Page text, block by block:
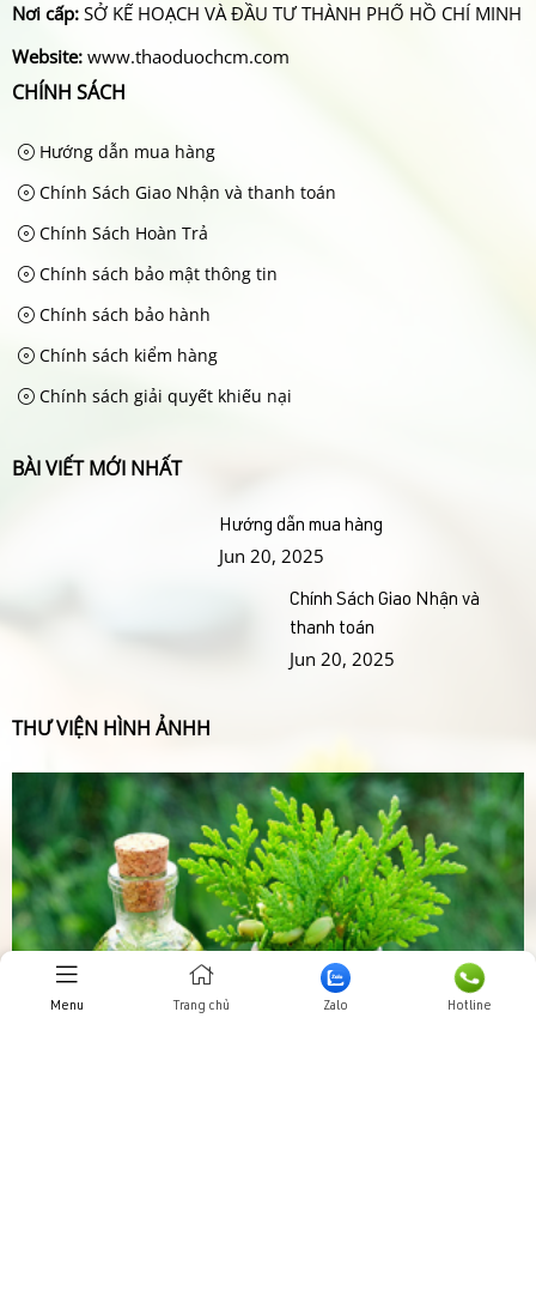
Nơi cấp: SỞ KẾ HOẠCH VÀ ĐẦU TƯ THÀNH PHỐ HỒ CHÍ MINH
Website: www.thaoduochcm.com
CHÍNH SÁCH
Hướng dẫn mua hàng
Chính Sách Giao Nhận và thanh toán
Chính Sách Hoàn Trả
Chính sách bảo mật thông tin
Chính sách bảo hành
Chính sách kiểm hàng
Chính sách giải quyết khiếu nại
BÀI VIẾT MỚI NHẤT
Hướng dẫn mua hàng
Jun 20, 2025
Chính Sách Giao Nhận và
thanh toán
Jun 20, 2025
THƯ VIỆN HÌNH ẢNHH
Menu Trang chủ Zalo Hotline